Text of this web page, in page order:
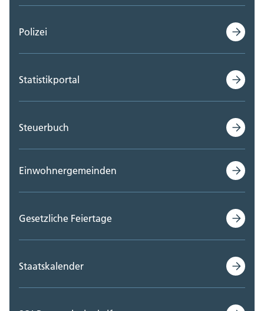
Polizei
Statistikportal
Steuerbuch
Einwohnergemeinden
Gesetzliche Feiertage
Staatskalender